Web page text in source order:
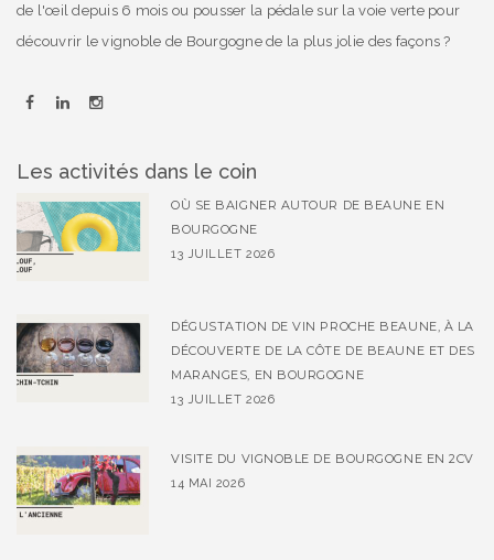
de l'œil depuis 6 mois ou pousser la pédale sur la voie verte pour
découvrir le vignoble de Bourgogne de la plus jolie des façons ?
Les activités dans le coin
OÙ SE BAIGNER AUTOUR DE BEAUNE EN
BOURGOGNE
13 JUILLET 2026
DÉGUSTATION DE VIN PROCHE BEAUNE, À LA
DÉCOUVERTE DE LA CÔTE DE BEAUNE ET DES
MARANGES, EN BOURGOGNE
13 JUILLET 2026
VISITE DU VIGNOBLE DE BOURGOGNE EN 2CV
14 MAI 2026